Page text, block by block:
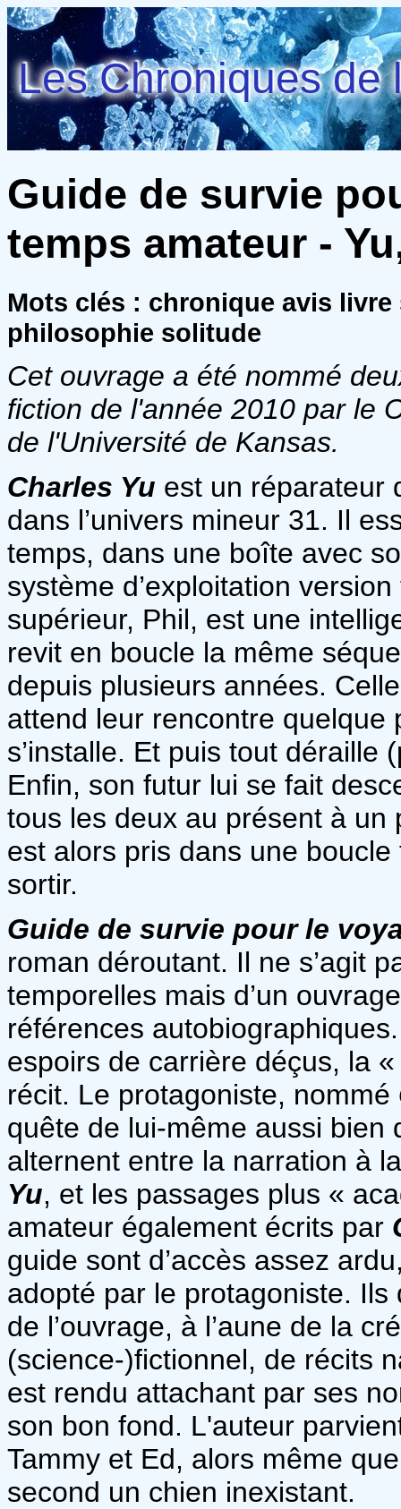
Les Chroniques de
Guide de survie
temps amateur -
Mots clés : chronique avis
philosophie solitude
Cet ouvrage a été nommé
fiction de l'année 2010 par le
de l'Université de Kansas.
Charles Yu est un réparateur
dans l’univers mineur 31. Il
temps, dans une boîte avec
système d’exploitation
supérieur, Phil, est une
revit en boucle la même
depuis plusieurs années.
attend leur rencontre
s’installe. Et puis tout déraille
Enfin, son futur lui se fait
tous les deux au présent à
est alors pris dans une
sortir.
Guide de survie pour le
roman déroutant. Il ne s’agit
temporelles mais d’un
références
espoirs de carrière déçus, la
récit. Le protagoniste, nommé
quête de lui-même aussi bien
alternent entre la narration à
Yu, et les passages plus «
amateur également écrits par
guide sont d’accès assez
adopté par le protagoniste.
de l’ouvrage, à l’aune de la
(science-)fictionnel, de récits
est rendu attachant par ses
son bon fond. L'auteur
Tammy et Ed, alors même
second un chien inexistant.